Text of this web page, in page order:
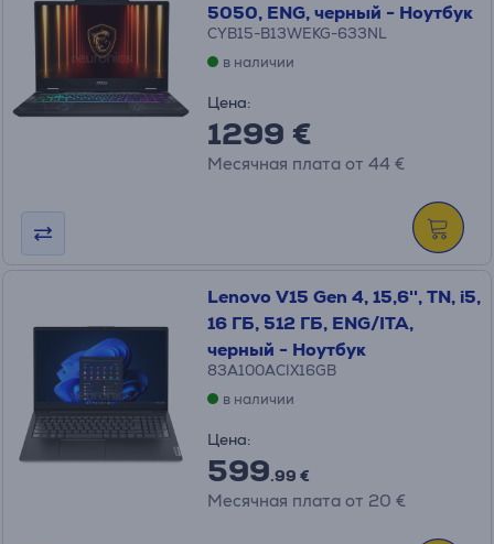
5050, ENG, черный - Ноутбук
CYB15-B13WEKG-633NL
в наличии
Цена:
1299 €
Месячная плата от 44 €
Lenovo V15 Gen 4, 15,6'', TN, i5,
16 ГБ, 512 ГБ, ENG/ITA,
черный - Ноутбук
83A100ACIX16GB
в наличии
Цена:
599.99 €
Месячная плата от 20 €